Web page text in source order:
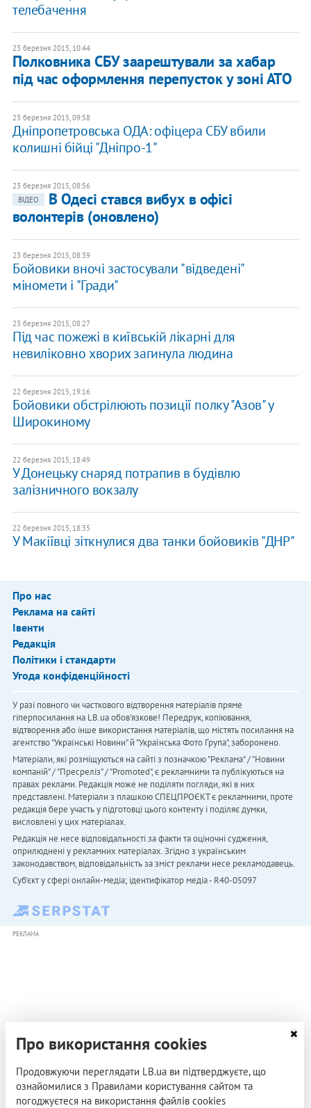
телебачення
23 березня 2015, 10:44
Полковника СБУ заарештували за хабар
під час оформлення перепусток у зоні АТО
23 березня 2015, 09:58
Дніпропетровська ОДА: офіцера СБУ вбили
колишні бійці "Дніпро-1"
23 березня 2015, 08:56
ВІДЕО
В Одесі стався вибух в офісі
волонтерів (оновлено)
23 березня 2015, 08:39
Бойовики вночі застосували "відведені"
міномети і "Гради"
23 березня 2015, 08:27
Під час пожежі в київській лікарні для
невиліковно хворих загинула людина
22 березня 2015, 19:16
Бойовики обстрілюють позиції полку "Азов" у
Широкиному
22 березня 2015, 18:49
У Донецьку снаряд потрапив в будівлю
залізничного вокзалу
22 березня 2015, 18:35
У Макіївці зіткнулися два танки бойовиків "ДНР"
Про нас
Реклама на сайті
Івенти
Редакція
Політики і стандарти
Угода конфіденційності
У разі повного чи часткового відтворення матеріалів пряме
гіперпосилання на LB.ua обов'язкове! Передрук, копіювання,
відтворення або інше використання матеріалів, що містять посилання на
агентство "Українськi Новини" й "Українська Фото Група", заборонено.
Матеріали, які розміщуються на сайті з позначкою "Реклама" / "Новини
компаній" / "Пресреліз" / "Promoted", є рекламними та публікуються на
правах реклами. Редакція може не поділяти погляди, які в них
представлені. Матеріали з плашкою СПЕЦПРОЄКТ є рекламними, проте
редакція бере участь у підготовці цього контенту і поділяє думки,
висловлені у цих матеріалах.
Редакція не несе відповідальності за факти та оціночні судження,
оприлюднені у рекламних матеріалах. Згідно з українським
законодавством, відповідальність за зміст реклами несе рекламодавець.
Cуб'єкт у сфері онлайн-медіа; ідентифікатор медіа - R40-05097
РЕКЛАМА
Про використання cookies
Продовжуючи переглядати LB.ua ви підтверджуєте, що
ознайомилися з Правилами користування сайтом та
погоджуєтеся на використання файлів cookies